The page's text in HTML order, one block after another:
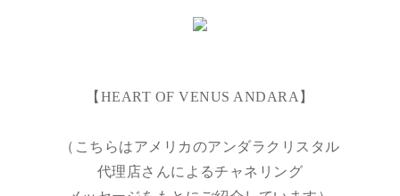
【HEART OF VENUS ANDARA】
（こちらはアメリカのアンダラクリスタル
代理店さんによるチャネリング